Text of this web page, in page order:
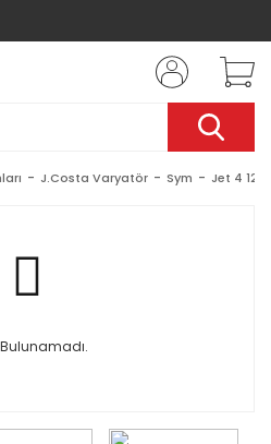
J.Costa Varyatör Sym Jet 4 125